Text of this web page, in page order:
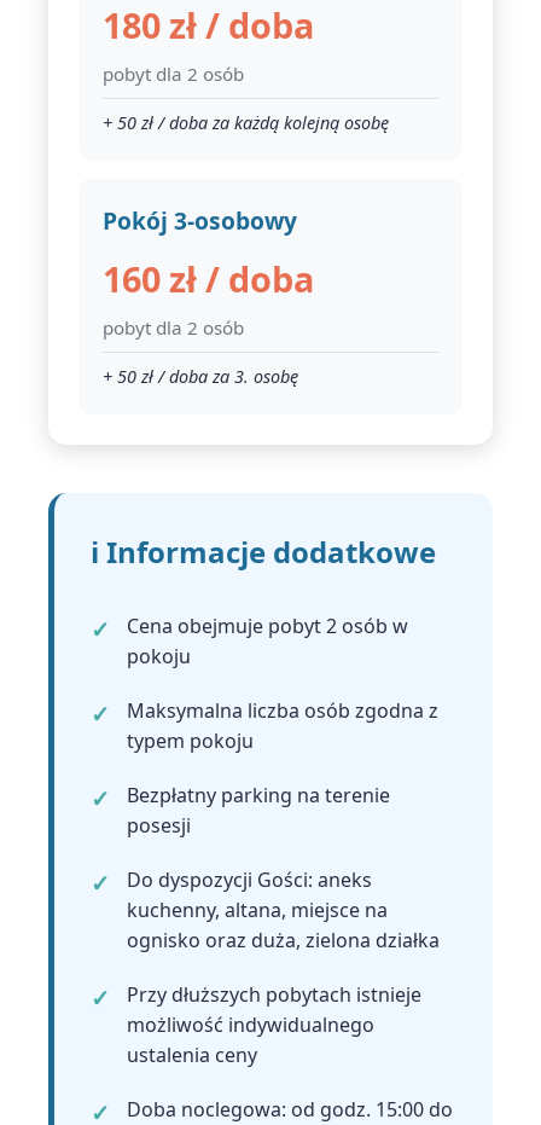
180 zł / doba
pobyt dla 2 osób
+ 50 zł / doba za każdą kolejną osobę
Pokój 3-osobowy
160 zł / doba
pobyt dla 2 osób
+ 50 zł / doba za 3. osobę
ℹ️ Informacje dodatkowe
Cena obejmuje pobyt 2 osób w
pokoju
Maksymalna liczba osób zgodna z
typem pokoju
Bezpłatny parking na terenie
posesji
Do dyspozycji Gości: aneks
kuchenny, altana, miejsce na
ognisko oraz duża, zielona działka
Przy dłuższych pobytach istnieje
możliwość indywidualnego
ustalenia ceny
Doba noclegowa: od godz. 15:00 do